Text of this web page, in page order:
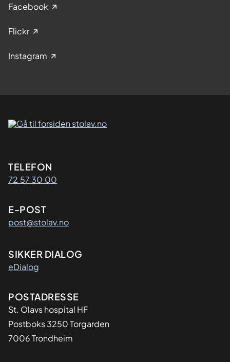
Facebook
Flickr
Instagram
Kontaktinformasjon
TELEFON
72 57 30 00
E-POST
post@stolav.no
SIKKER DIALOG
eDialog
Adresse
POSTADRESSE
St. Olavs hospital HF
Postboks 3250 Torgarden
7006 Trondheim